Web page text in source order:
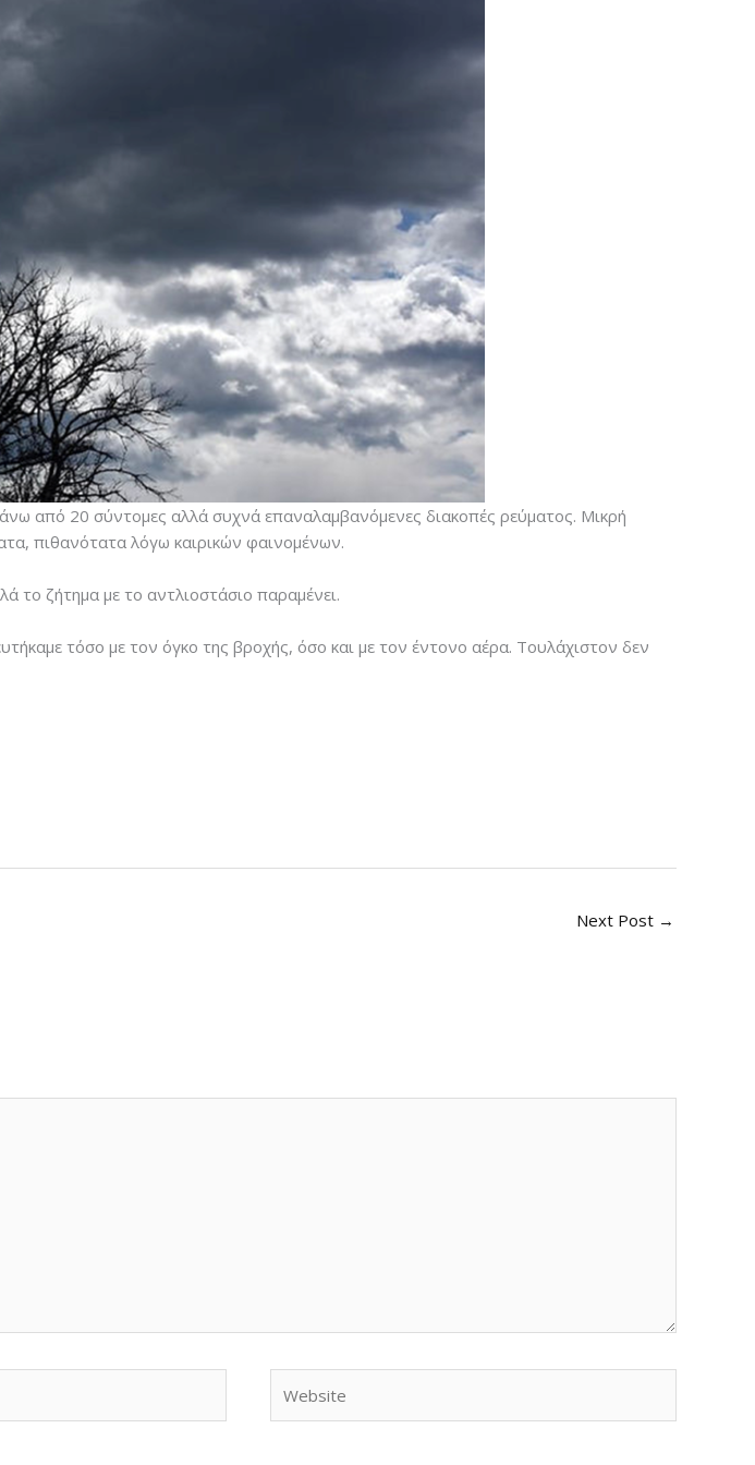
από 20 σύντομες αλλά συχνά επαναλαμβανόμενες διακοπές ρεύματος. Μικρή
πιθανότατα λόγω καιρικών φαινομένων.
το ζήτημα με το αντλιοστάσιο παραμένει.
τόσο με τον όγκο της βροχής, όσο και με τον έντονο αέρα. Τουλάχιστον δεν
Next Post →